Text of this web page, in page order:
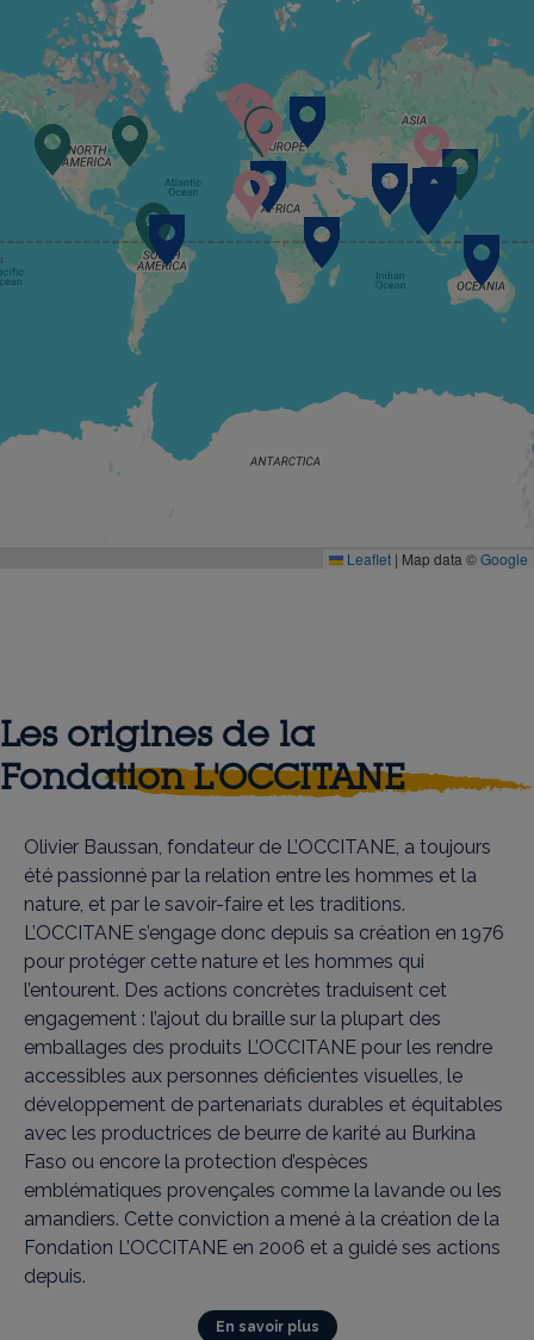
Leaflet | Map data ©Google
Les origines de la
Fondation L'OCCITANE
Olivier Baussan, fondateur de L’OCCITANE, a toujours
été passionné par la relation entre les hommes et la
nature, et par le savoir-faire et les traditions.
L’OCCITANE s’engage donc depuis sa création en 1976
pour protéger cette nature et les hommes qui
l’entourent. Des actions concrètes traduisent cet
engagement : l’ajout du braille sur la plupart des
emballages des produits L’OCCITANE pour les rendre
accessibles aux personnes déficientes visuelles, le
développement de partenariats durables et équitables
avec les productrices de beurre de karité au Burkina
Faso ou encore la protection d’espèces
emblématiques provençales comme la lavande ou les
amandiers. Cette conviction a mené à la création de la
Fondation L’OCCITANE en 2006 et a guidé ses actions
depuis.
En savoir plus